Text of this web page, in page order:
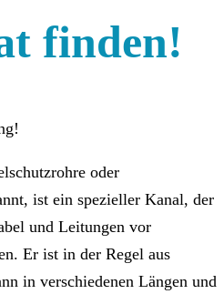
finden!
oder
ist ein spezieller Kanal, der
und Leitungen vor
Er ist in der Regel aus
in verschiedenen Längen und